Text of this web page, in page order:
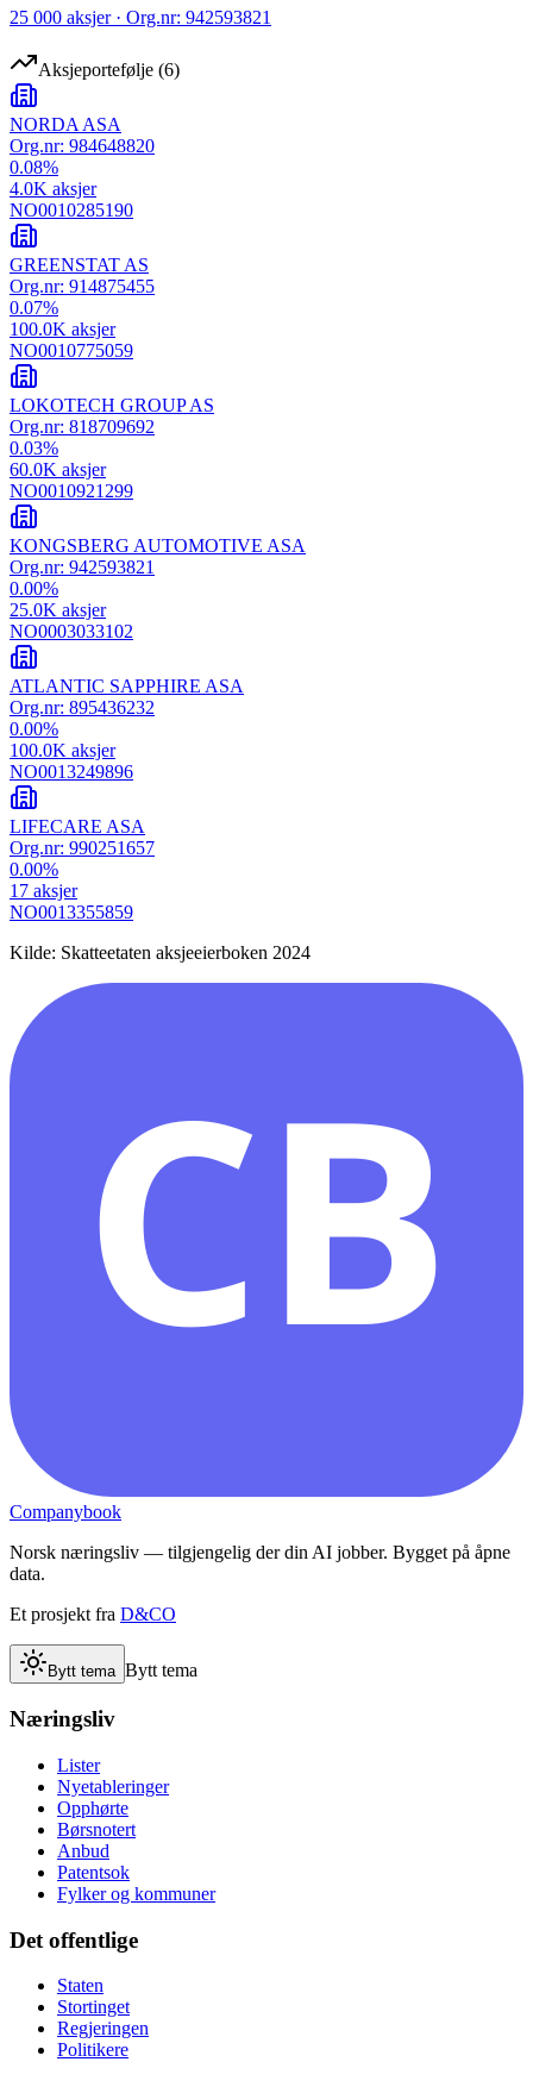
25 000 aksjer · Org.nr: 942593821
Aksjeportefølje (6)
NORDA ASA
Org.nr: 984648820
0.08%
4.0K aksjer
NO0010285190
GREENSTAT AS
Org.nr: 914875455
0.07%
100.0K aksjer
NO0010775059
LOKOTECH GROUP AS
Org.nr: 818709692
0.03%
60.0K aksjer
NO0010921299
KONGSBERG AUTOMOTIVE ASA
Org.nr: 942593821
0.00%
25.0K aksjer
NO0003033102
ATLANTIC SAPPHIRE ASA
Org.nr: 895436232
0.00%
100.0K aksjer
NO0013249896
LIFECARE ASA
Org.nr: 990251657
0.00%
17 aksjer
NO0013355859
Kilde: Skatteetaten aksjeeierboken 2024
CB
Companybook
Norsk næringsliv — tilgjengelig der din AI jobber. Bygget på åpne
data.
Et prosjekt fra D&CO
Bytt tema Bytt tema
Næringsliv
Lister
Nyetableringer
Opphørte
Børsnotert
Anbud
Patentsok
Fylker og kommuner
Det offentlige
Staten
Stortinget
Regjeringen
Politikere